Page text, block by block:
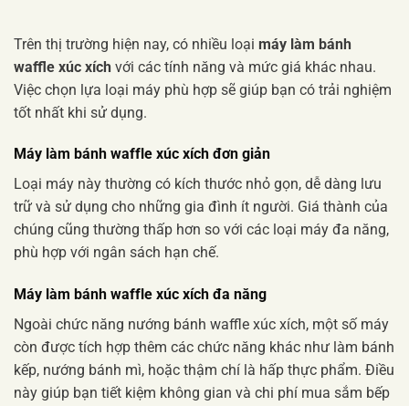
Trên thị trường hiện nay, có nhiều loại máy làm bánh
waffle xúc xích với các tính năng và mức giá khác nhau.
Việc chọn lựa loại máy phù hợp sẽ giúp bạn có trải nghiệm
tốt nhất khi sử dụng.
Máy làm bánh waffle xúc xích đơn giản
Loại máy này thường có kích thước nhỏ gọn, dễ dàng lưu
trữ và sử dụng cho những gia đình ít người. Giá thành của
chúng cũng thường thấp hơn so với các loại máy đa năng,
phù hợp với ngân sách hạn chế.
Máy làm bánh waffle xúc xích đa năng
Ngoài chức năng nướng bánh waffle xúc xích, một số máy
còn được tích hợp thêm các chức năng khác như làm bánh
kếp, nướng bánh mì, hoặc thậm chí là hấp thực phẩm. Điều
này giúp bạn tiết kiệm không gian và chi phí mua sắm bếp